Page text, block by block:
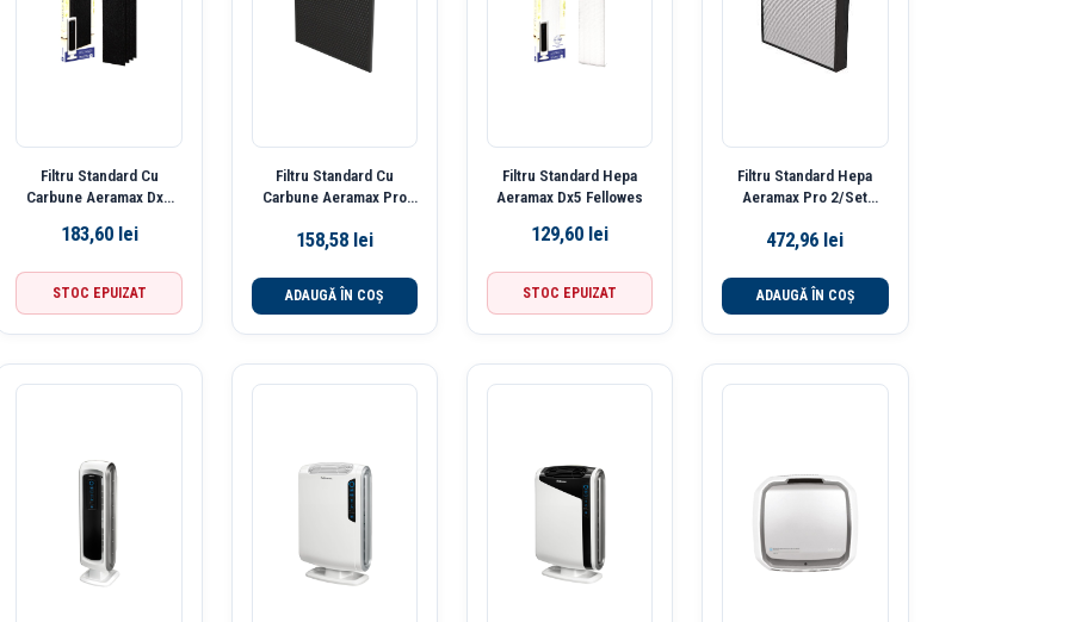
Filtru Standard Cu
Carbune Aeramax Dx5
183,60 lei
STOC EPUIZAT
Filtru Standard Cu
Carbune Aeramax Pro
158,58 lei
ADAUGĂ ÎN COȘ
Filtru Standard Hepa
Aeramax Dx5 Fellowes
129,60 lei
STOC EPUIZAT
Filtru Standard Hepa
Aeramax Pro 2/Set
472,96 lei
ADAUGĂ ÎN COȘ